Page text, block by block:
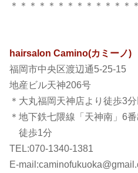
＊＊＊＊＊＊＊＊＊＊＊＊＊
hairsalon Camino(カミーノ)
福岡市中央区渡辺通5-25-15
地産ビル天神206号
＊大丸福岡天神店より徒歩3
＊地下鉄七隈線「天神南」6
徒歩1分
TEL:070-1340-1381
E-